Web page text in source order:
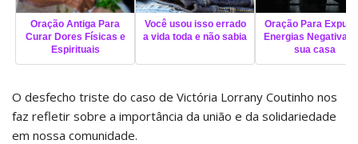
Oração Antiga Para
Curar Dores Físicas e
Espirituais
Você usou isso errado
a vida toda e não sabia
Oração Para
Energias Negativas
sua casa
O desfecho triste do caso de Victória Lorrany Coutinho nos
faz refletir sobre a importância da união e da solidariedade
em nossa comunidade.